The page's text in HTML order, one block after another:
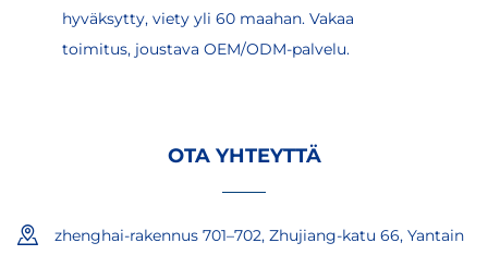
hyväksytty, viety yli 60 maahan. Vakaa
toimitus, joustava OEM/ODM-palvelu.
OTA YHTEYTTÄ
zhenghai-rakennus 701–702, Zhujiang-katu 66, Yantain